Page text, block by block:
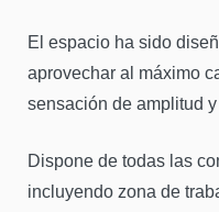
El espacio ha sido
aprovechar al máximo
sensación de amplitud y
Dispone de todas las
incluyendo zona de